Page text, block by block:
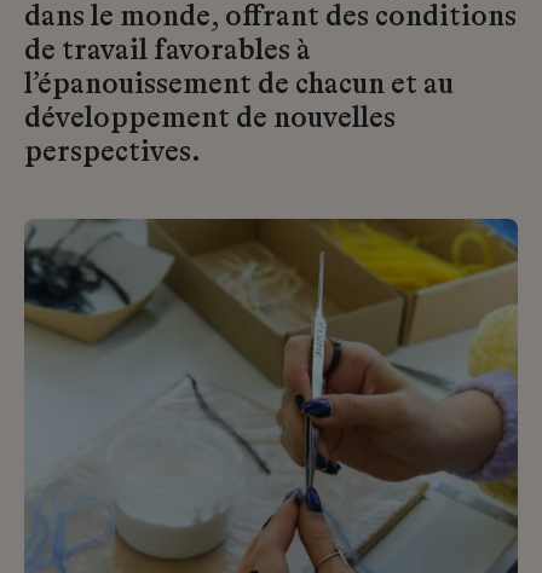
dans le monde, offrant des conditions
de travail favorables à
l’épanouissement de chacun et au
développement de nouvelles
perspectives.